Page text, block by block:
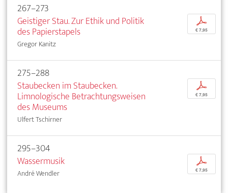
267–273
Geistiger Stau. Zur Ethik und Politik
des Papierstapels
Gregor Kanitz
p
€ 7,95
275–288
Staubecken im Staubecken.
Limnologische Betrachtungsweisen
des Museums
Ulfert Tschirner
p
€ 7,95
295–304
Wassermusik
André Wendler
p
€ 7,95